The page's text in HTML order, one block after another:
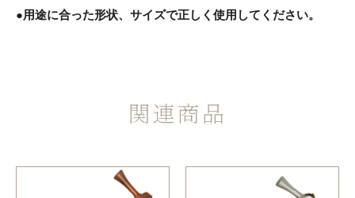
●用途に合った形状、サイズで正しく使用してください。
関連商品